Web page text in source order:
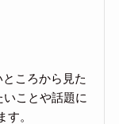
ころから見た
ことや話題に
。